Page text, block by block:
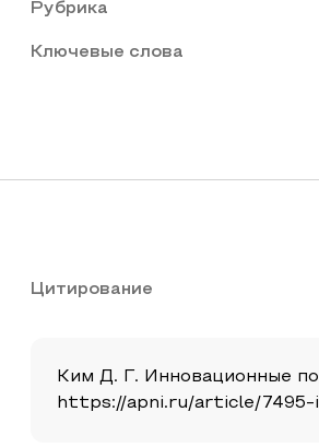
Рубрика
Ключевые слова
Цитирование
Ким Д. Г. Инновационные
https://apni.ru/article/